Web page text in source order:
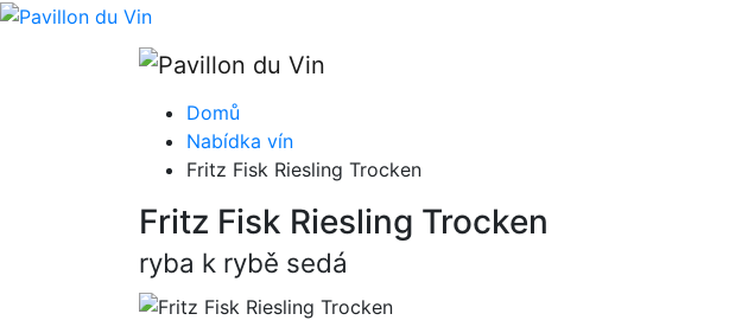
Domů
Nabídka vín
Fritz Fisk Riesling Trocken
Fritz Fisk Riesling Trocken
ryba k rybě sedá